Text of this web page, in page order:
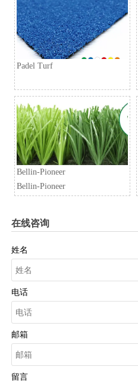
Padel Turf
Bellin-Pioneer
Bellin-Pioneer
在线咨询
姓名
电话
邮箱
留言